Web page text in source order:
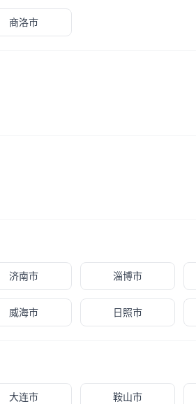
商洛市
济南市 淄博市
威海市 日照市
大连市 鞍山市